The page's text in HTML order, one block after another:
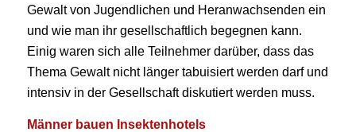
Gewalt von Jugendlichen und Heranwachsenden ein
und wie man ihr gesellschaftlich begegnen kann.
Einig waren sich alle Teilnehmer darüber, dass das
Thema Gewalt nicht länger tabuisiert werden darf und
intensiv in der Gesellschaft diskutiert werden muss.
Männer bauen Insektenhotels